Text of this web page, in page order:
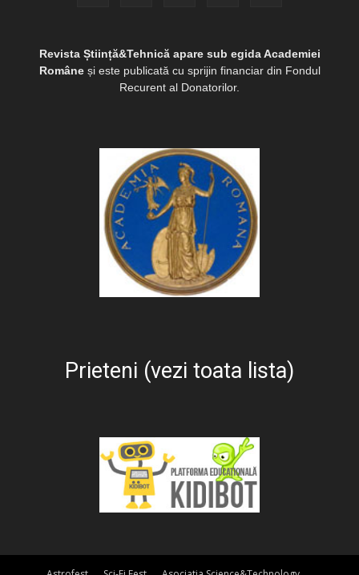
Revista Știință&Tehnică apare sub egida Academiei
Româneși este publicată cu sprijin financiar din Fondul
Recurent al Donatorilor.
Prieteni (vezi toata lista)